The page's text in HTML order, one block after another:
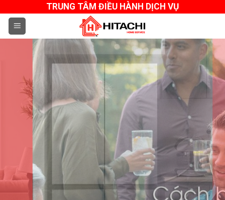
content
TRUNG TÂM ĐIỀU HÀNH DỊCH VỤ